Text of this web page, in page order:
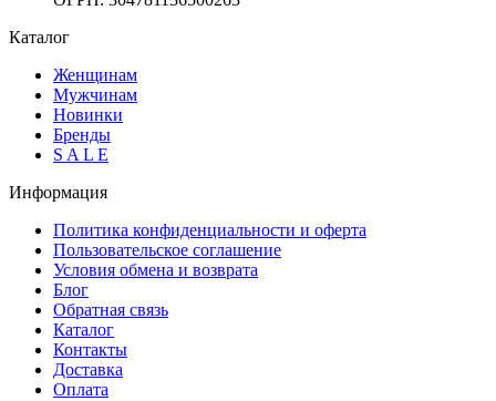
Каталог
Женщинам
Мужчинам
Новинки
Бренды
S A L E
Информация
Политика конфиденциальности и оферта
Пользовательское соглашение
Условия обмена и возврата
Блог
Обратная связь
Каталог
Контакты
Доставка
Оплата